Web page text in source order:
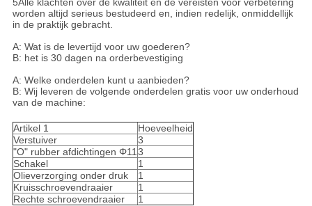
worden altijd serieus bestudeerd en, indien redelijk, onmiddellijk
in de praktijk gebracht.
A: Wat is de levertijd voor uw goederen?
B: het is 30 dagen na orderbevestiging
A: Welke onderdelen kunt u aanbieden?
B: Wij leveren de volgende onderdelen gratis voor uw onderhoud
van de machine:
Artikel 1
Hoeveelheid
Verstuiver
3
"O" rubber afdichtingen Φ11 3
Schakel
1
Olieverzorging onder druk
1
Kruisschroevendraaier
1
Rechte schroevendraaier
1